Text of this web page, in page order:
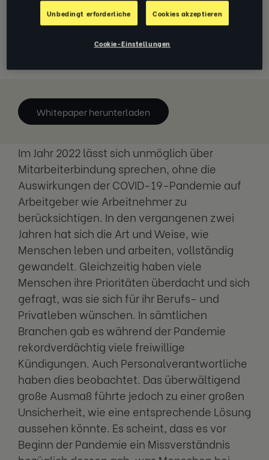
Kündigungen in Rekordhöhe. Was
können Personalabteilungen tun, um
ihre besten Mitarbeitenden zu halten?
Whitepaper herunterladen
Im Jahr 2022 lässt sich unmöglich über
Mitarbeiterbindung sprechen, ohne die
Auswirkungen der COVID-19-Pandemie auf
Arbeitgeber wie Arbeitnehmer zu
berücksichtigen. In den vergangenen zwei
Jahren hat sich die Art und Weise, wie
Menschen leben und arbeiten, vollständig
gewandelt. Gleichzeitig haben viele
Menschen ihre Prioritäten überdacht und sich
gefragt, was sie sich für ihr Berufs- und
Privatleben wünschen. In sämtlichen
Branchen gab es während der Pandemie
rekordverdächtig viele freiwillige
Kündigungen. Auch Personalverantwortliche
haben dies beobachtet. Das überwältigend
große Ausmaß führte jedoch zu einer großen
Unsicherheit, wie eine entsprechende Lösung
aussehen könnte. Es scheint, dass es vor
Beginn der Pandemie ein Missverständnis
Unbedingt erforderliche Cookies akzeptieren
Cookie-Einstellungen